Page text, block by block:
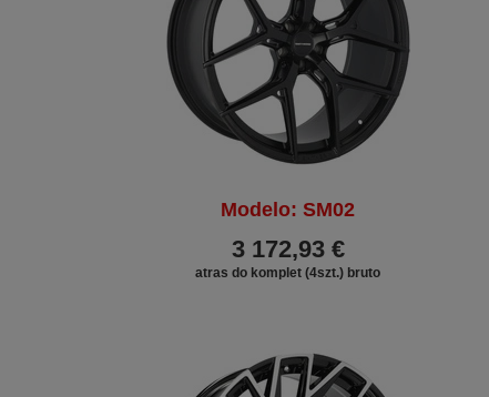
Modelo: SM02
3 172,93 €
atras do komplet (4szt.) bruto